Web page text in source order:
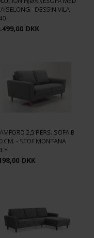
- DESSIN VILA
DKK
2,5 PERS. SOFA B
CM. - STOF MONTANA
DKK